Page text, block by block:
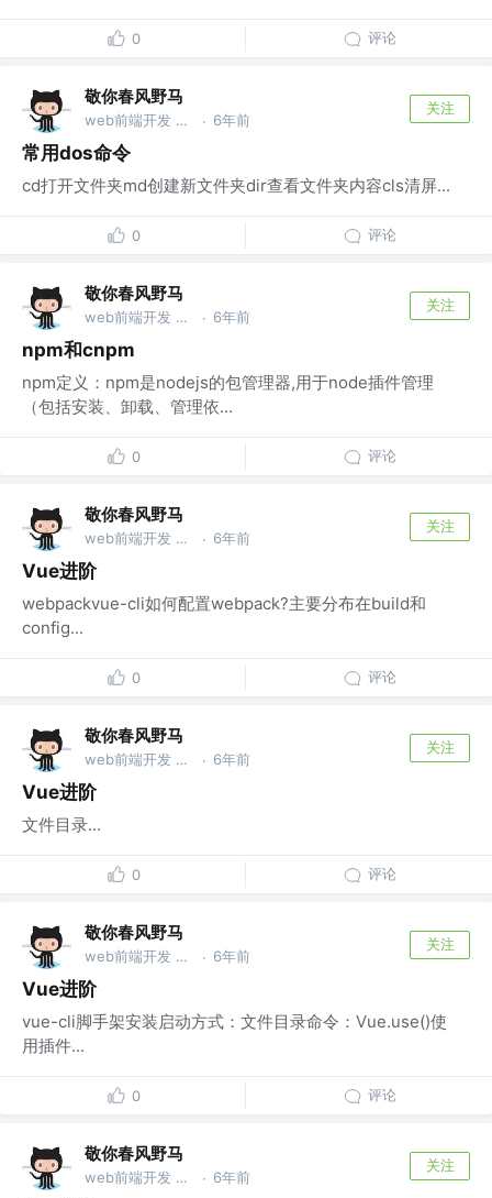
0 评论
敬你春风野马
web前端开发 @wu · 6年前
关注
常用dos命令
cd打开文件夹md创建新文件夹dir查看文件夹内容cls清屏...
0 评论
敬你春风野马
web前端开发 @wu · 6年前
关注
npm和cnpm
npm定义：npm是nodejs的包管理器,用于node插件管理
（包括安装、卸载、管理依...
0 评论
敬你春风野马
web前端开发 @wu · 6年前
关注
Vue进阶
webpackvue-cli如何配置webpack?主要分布在build和
config...
0 评论
敬你春风野马
web前端开发 @wu · 6年前
关注
Vue进阶
文件目录...
0 评论
敬你春风野马
web前端开发 @wu · 6年前
关注
Vue进阶
vue-cli脚手架安装启动方式：文件目录命令：Vue.use()使
用插件...
0 评论
敬你春风野马
web前端开发 @wu · 6年前
关注